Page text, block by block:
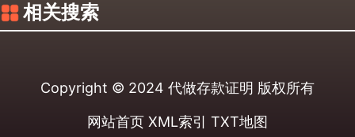
相关搜索
Copyright © 2024 代做存款证明 版权所有
网站首页 XML索引 TXT地图